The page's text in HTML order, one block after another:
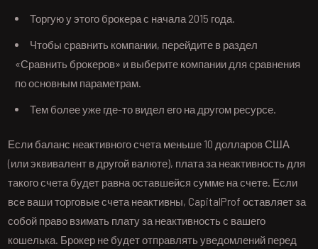
Торгую у этого брокера с начала 2015 года.
Чтобы сравнить компании, перейдите в раздел
«Сравнить брокеров» и выберите компании для сравнения
по основным параметрам.
Тем более уже где-то видел его на другом ресурсе.
Если баланс неактивного счета меньше 10 долларов США
(или эквивалент в другой валюте), плата за неактивность для
такого счета будет равна оставшейся сумме на счете. Если
все ваши торговые счета неактивны, CapitalProf оставляет за
собой право взимать плату за неактивность с вашего
кошелька. Брокер не будет отправлять уведомлений перед